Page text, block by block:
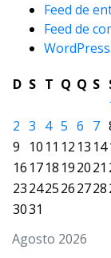
Feed de
Feed de
Agosto 2026
D S T Q Q S
2 3 4 5 6 7
9
10 11 12 13 14
16 1718 192021
232425262728
3031